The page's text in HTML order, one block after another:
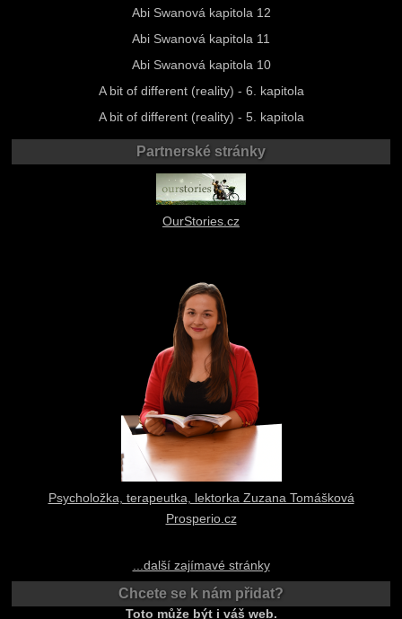
Abi Swanová kapitola 12
Abi Swanová kapitola 11
Abi Swanová kapitola 10
A bit of different (reality) - 6. kapitola
A bit of different (reality) - 5. kapitola
Partnerské stránky
OurStories.cz
Psycholožka, terapeutka, lektorka Zuzana Tomášková
Prosperio.cz
...další zajímavé stránky
Chcete se k nám přidat?
Toto může být i váš web.